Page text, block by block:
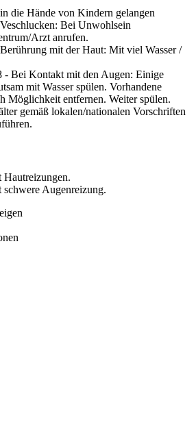
die Hände von Kindern gelangen
Bei Unwohlsein
Arzt anrufen.
mit der Haut: Mit viel Wasser /
- Bei Kontakt mit den Augen: Einige
mit Wasser spülen. Vorhandene
Möglichkeit entfernen. Weiter spülen.
gemäß lokalen/nationalen Vorschriften
Hautreizungen.
Augenreizung.